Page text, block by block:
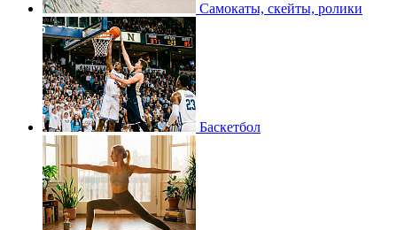
Самокаты, скейты, ролики
Баскетбол